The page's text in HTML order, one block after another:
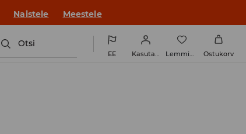
Naistele Meestele
Otsi
EE Kasutaja Lemmikud Ostukorv